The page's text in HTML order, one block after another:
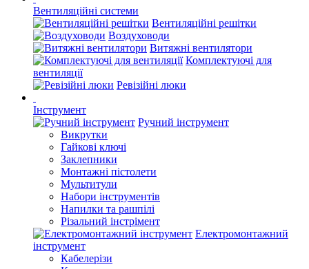
Вентиляційні системи
Вентиляційні решітки
Воздуховоди
Витяжні вентилятори
Комплектуючі для
вентиляції
Ревізійні люки
Інструмент
Ручний інструмент
Викрутки
Гайкові ключі
Заклепники
Монтажні пістолети
Мультитули
Набори інструментів
Напилки та рашпілі
Різальний інстрімент
Електромонтажний
інструмент
Кабелерізи